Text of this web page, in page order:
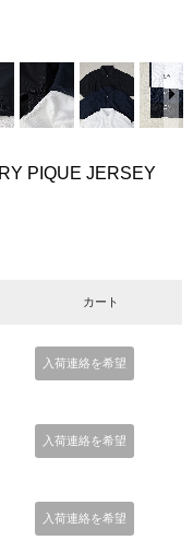
PIQUE JERSEY
カート
入荷連絡を希望
入荷連絡を希望
入荷連絡を希望